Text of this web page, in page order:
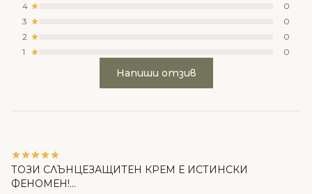
4
0
3
0
2
0
1
0
Напиши отзив
ТОЗИ СЛЪНЦЕЗАЩИТЕН КРЕМ Е ИСТИНСКИ
ФЕНОМЕН!...